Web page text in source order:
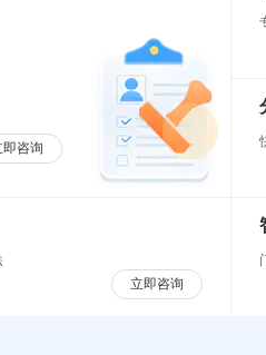
即咨询
立即咨询